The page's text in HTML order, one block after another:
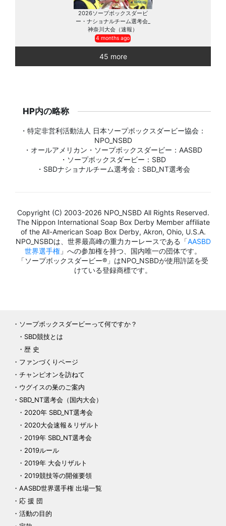
2026ソープボックスダービ
ー・ナショナルチーム選考会_
神奈川大会（速報）
4 months ago
45 more
HP内の略称
・特定非営利活動法人 日本ソープボックスダービー協会：
NPO_NSBD
・オールアメリカン・ソープボックスダービー：AASBD
・ソープボックスダービー：SBD
・SBDナショナルチーム選考会：SBD_NT選考会
Copyright (C) 2003-2026 NPO_NSBD All Rights Reserved.
The Nippon International Soap Box Derby Member affiliate
of the All-American Soap Box Derby, Akron, Ohio, U.S.A.
NPO_NSBDは、世界最高峰の重力カーレースである「AASBD
世界選手権 」への参加権を持つ、国内唯一の団体です。
「ソープボックスダービー®」はNPO_NSBDが使用許諾を受
けている登録商標です。
ソープボックスダービーって何ですか？
SBD競技とは
歴 史
ファンづくりページ
チャンピオンを訪ねて
ウグイスの巣のご案内
SBD_NT選考会（国内大会）
2020年 SBD_NT選考会
2020大会速報＆リザルト
2019年 SBD_NT選考会
2019ルール
2019年 大会リザルト
2019競技等の開催要領
AASBD世界選手権 出場一覧
応 援 団
活動の目的